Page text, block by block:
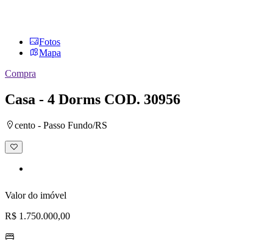
Fotos
Mapa
Compra
Casa - 4 Dorms COD. 30956
cento - Passo Fundo/RS
Adicionar
à
Valor do imóvel
R$ 1.750.000,00